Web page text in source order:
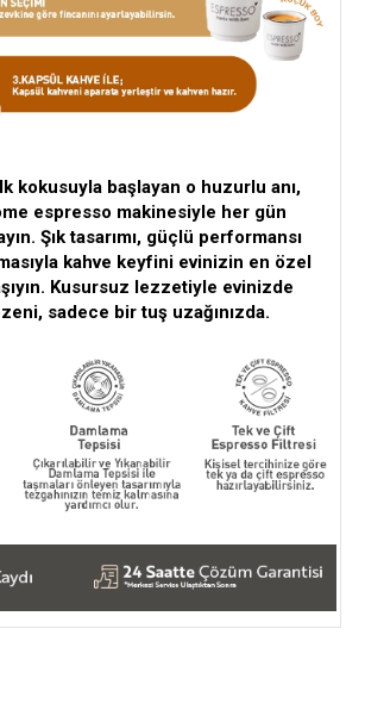
kokusuyla başlayan o huzurlu anı,
espresso makinesiyle her gün
Şık tasarımı, güçlü performansı
kahve keyfini evinizin en özel
Kusursuz lezzetiyle evinizde
sadece bir tuş uzağınızda.